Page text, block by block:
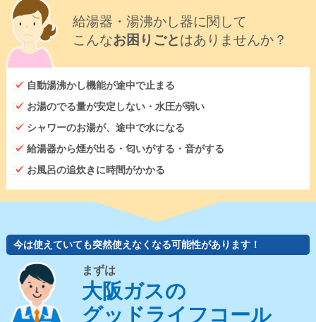
給湯器・湯沸かし器に関して
こんなお困りごとはありませんか？
自動湯沸かし機能が途中で止まる
お湯のでる量が安定しない・水圧が弱い
シャワーのお湯が、途中で水になる
給湯器から煙が出る・匂いがする・音がする
お風呂の追炊きに時間がかかる
今は使えていても突然使えなくなる可能性があります！
まずは
大阪ガスの
グッドライフコール